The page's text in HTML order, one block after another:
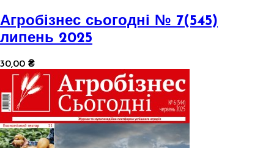
Агробізнес сьогодні № 7(545)
липень 2025
30,00 ₴